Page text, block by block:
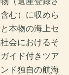
む）に収めら
本物の海上セ
会におけるそ
イド付きツア
ド独自の航海